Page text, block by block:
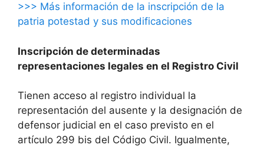
>>> Más información de la inscripción de la
patria potestad y sus modificaciones
Inscripción de determinadas
representaciones legales en el Registro Civil
Tienen acceso al registro individual la
representación del ausente y la designación de
defensor judicial en el caso previsto en el
artículo 299 bis del Código Civil. Igualmente,